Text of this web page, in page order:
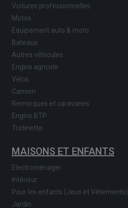
Voitures professionnelles
Motos
Equipement auto & moto
Bateaux
Autres véhicules
Engins agricole
Vélos
Camion
Remorques et caravanes
Engins BTP
Trotinette
MAISONS ET ENFANTS
Electroménager
Intérieur
Pour les enfants (Jeux et Vêtements)
Jardin